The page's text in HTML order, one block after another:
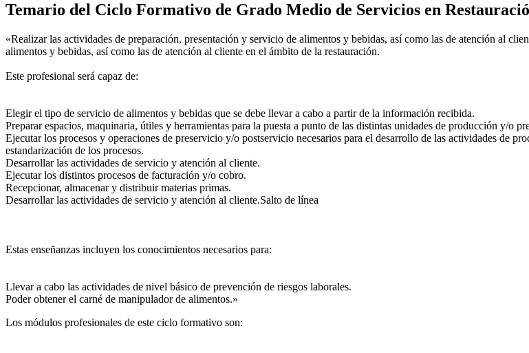
Temario del Ciclo Formativo de Grado Medio de Servicios en
«Realizar las actividades de preparación, presentación y servicio de alimentos y bebidas, así como las de atención al
alimentos y bebidas, así como las de atención al cliente en el ámbito de la restauración.
Este profesional será capaz de:
Elegir el tipo de servicio de alimentos y bebidas que se debe llevar a cabo a partir de la información recibida.
Preparar espacios, maquinaria, útiles y herramientas para la puesta a punto de las distintas unidades de producción y/o
Ejecutar los procesos y operaciones de preservicio y/o postservicio necesarios para el desarrollo de las actividades de
estandarización de los procesos.
Desarrollar las actividades de servicio y atención al cliente.
Ejecutar los distintos procesos de facturación y/o cobro.
Recepcionar, almacenar y distribuir materias primas.
Desarrollar las actividades de servicio y atención al cliente.Salto de línea
Estas enseñanzas incluyen los conocimientos necesarios para:
Llevar a cabo las actividades de nivel básico de prevención de riesgos laborales.
Poder obtener el carné de manipulador de alimentos.»
Los módulos profesionales de este ciclo formativo son: